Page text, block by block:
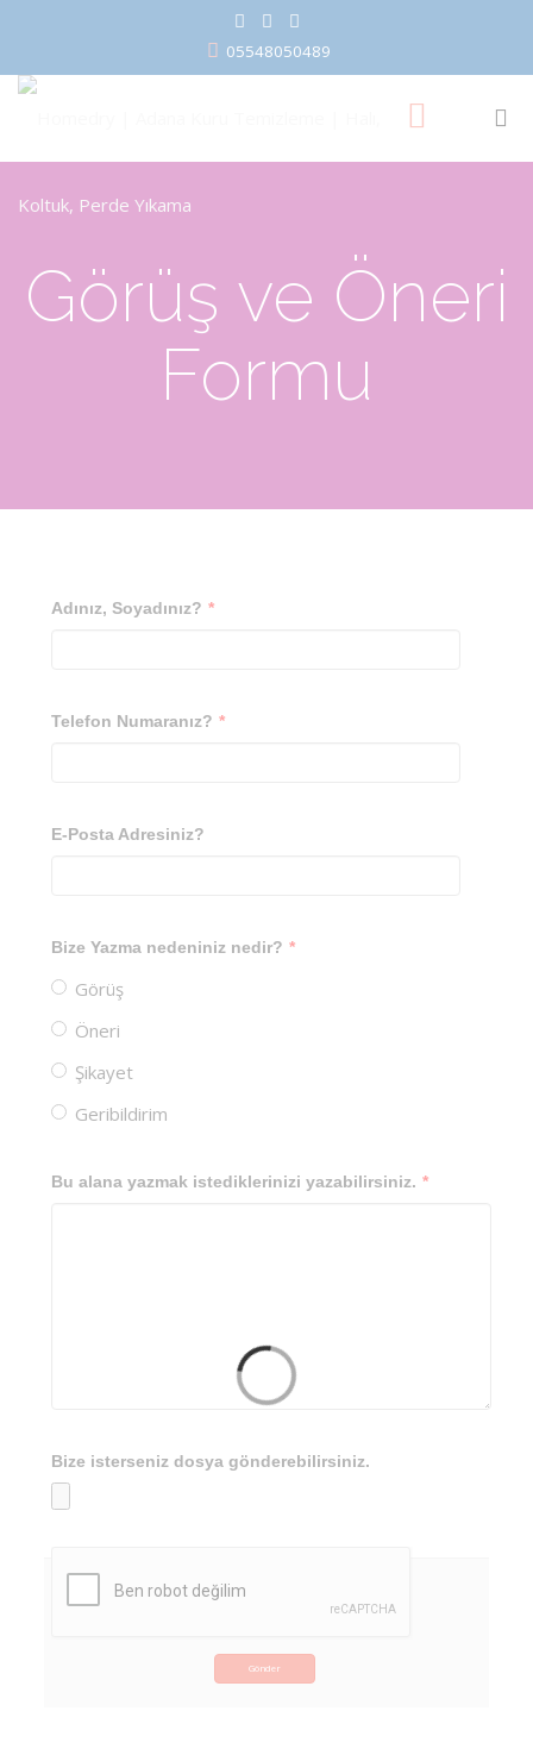
05548050489
Görüş ve Öneri
Formu
Adınız, Soyadınız? *
Telefon Numaranız? *
E-Posta Adresiniz?
Bize Yazma nedeniniz nedir? *
Görüş
Öneri
Şikayet
Geribildirim
Bu alana yazmak istediklerinizi yazabilirsiniz. *
Bize isterseniz dosya gönderebilirsiniz.
Gönder